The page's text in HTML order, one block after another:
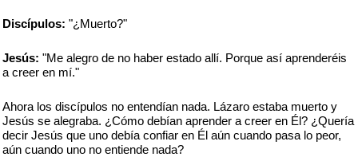
Discípulos: "¿Muerto?"
Jesús: "Me alegro de no haber estado allí. Porque así aprenderéis
a creer en mí."
Ahora los discípulos no entendían nada. Lázaro estaba muerto y
Jesús se alegraba. ¿Cómo debían aprender a creer en Él? ¿Quería
decir Jesús que uno debía confiar en Él aún cuando pasa lo peor,
aún cuando uno no entiende nada?